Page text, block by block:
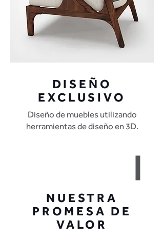
DISEÑO
EXCLUSIVO
Diseño de muebles utilizando
herramientas de diseño en 3D.
NUESTRA
PROMESA DE
VALOR